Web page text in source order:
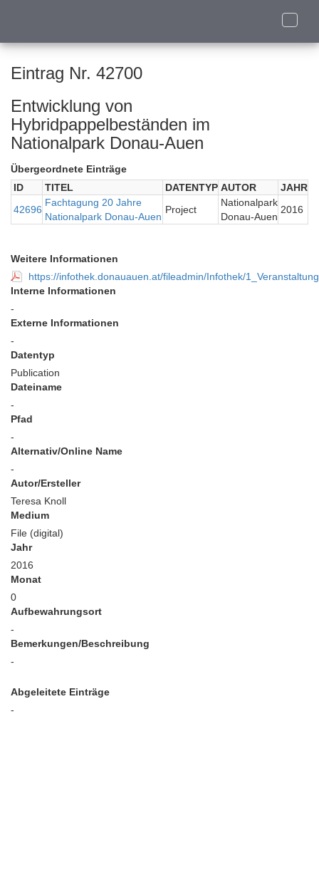
Toggle
Eintrag Nr. 42700
Entwicklung von
Hybridpappelbeständen im
Nationalpark Donau-Auen
Übergeordnete Einträge
ID
TITEL DATENTYP AUTOR
JAHR
42696
Fachtagung 20 Jahre
Nationalpark Donau-Auen
Project
Nationalpark
Donau-Auen
2016
Weitere Informationen
https://infothek.donauauen.at/fileadmin/Infothek/
Interne Informationen
-
Externe Informationen
-
Datentyp
Publication
Dateiname
-
Pfad
-
Alternativ/Online Name
-
Autor/Ersteller
Teresa Knoll
Medium
File (digital)
Jahr
2016
Monat
0
Aufbewahrungsort
-
Bemerkungen/Beschreibung
-
Abgeleitete Einträge
-